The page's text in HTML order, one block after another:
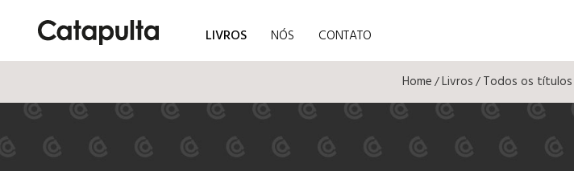
LIVROS NÓS CONTATO
Home/Livros/Todos os títulos